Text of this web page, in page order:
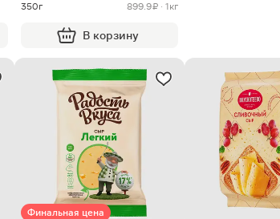
350г
899.9 ₽ · 1кг
В корзину
Финальная цена